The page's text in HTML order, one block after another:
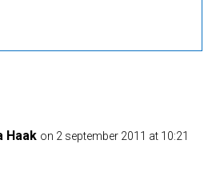
Haak on 2 september 2011 at 10:21